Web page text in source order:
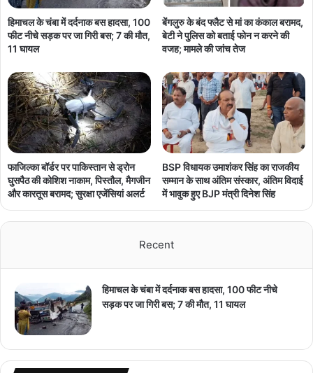
हिमाचल के चंबा में दर्दनाक बस हादसा, 100
फीट नीचे सड़क पर जा गिरी बस; 7 की मौत,
11 घायल
बेंगलुरु के बंद फ्लैट से मां का कंकाल बरामद,
बेटी ने पुलिस को बताई फोन न करने की
वजह; मामले की जांच तेज
फाजिल्का बॉर्डर पर पाकिस्तान से ड्रोन
घुसपैठ की कोशिश नाकाम, पिस्तौल, मैगजीन
और कारतूस बरामद; सुरक्षा एजेंसियां अलर्ट
BSP विधायक उमाशंकर सिंह का राजकीय
सम्मान के साथ अंतिम संस्कार, अंतिम विदाई
में भावुक हुए BJP मंत्री दिनेश सिंह
Recent
हिमाचल के चंबा में दर्दनाक बस हादसा, 100 फीट नीचे
सड़क पर जा गिरी बस; 7 की मौत, 11 घायल